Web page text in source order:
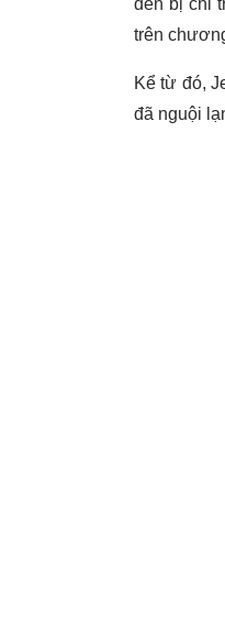
đến bị chỉ
trên
Kể từ đó,
đã nguội